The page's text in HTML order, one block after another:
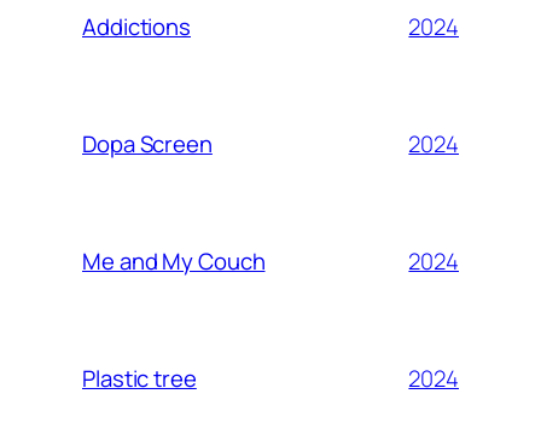
Addictions 2024
Dopa Screen 2024
Me and My Couch 2024
Plastic tree 2024